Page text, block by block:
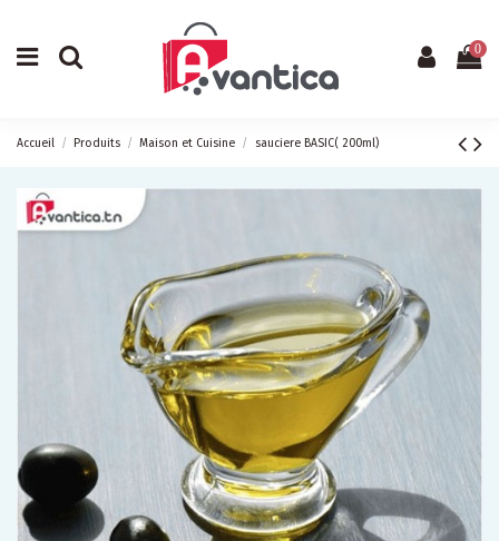
0
Accueil Produits Maison et Cuisine sauciere BASIC( 200ml)